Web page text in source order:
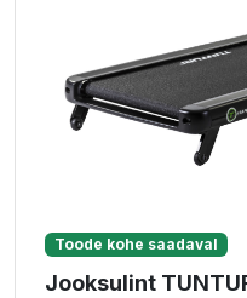
Toode kohe saadaval
Jooksulint